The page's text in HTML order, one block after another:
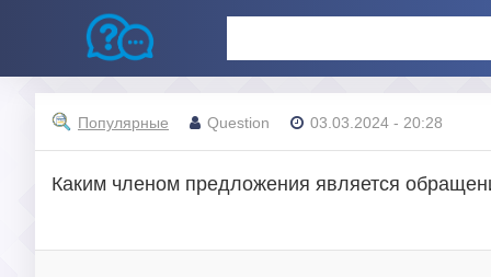
Популярные Question 03.03.2024 - 20:28
Каким членом предложения является